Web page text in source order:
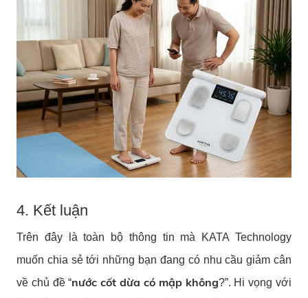
4. Kết luận
Trên đây là toàn bộ thông tin mà KATA Technology
muốn chia sẻ tới những bạn đang có nhu cầu giảm cân
về chủ đề “nước cốt dừa có mập không?”. Hi vọng với